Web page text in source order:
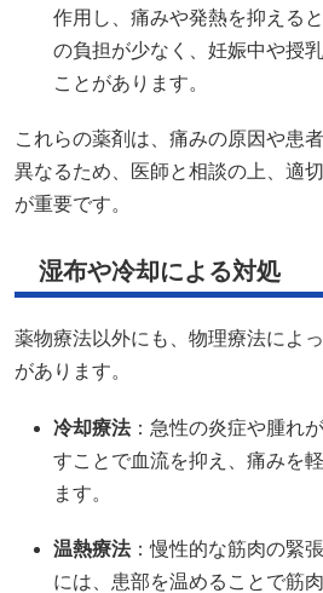
作用し、痛みや発熱を抑える
の負担が少なく、妊娠中や授
ことがあります。
これらの薬剤は、痛みの原因や患
異なるため、医師と相談の上、適
が重要です。​
湿布や冷却による対処
薬物療法以外にも、物理療法によ
があります。​
冷却療法：​急性の炎症や腫れ
すことで血流を抑え、痛みを
ます。​
温熱療法：​慢性的な筋肉の緊
には、患部を温めることで筋